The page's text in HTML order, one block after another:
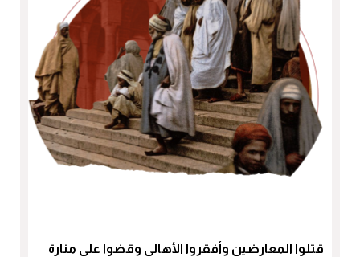
قتلوا المعارضين وأفقروا الأهالي وقضوا على منارة